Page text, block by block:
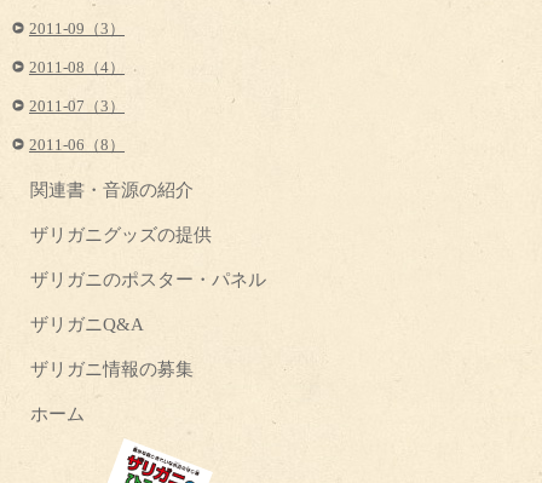
2011-09（3）
2011-08（4）
2011-07（3）
2011-06（8）
関連書・音源の紹介
ザリガニグッズの提供
ザリガニのポスター・パネル
ザリガニQ&A
ザリガニ情報の募集
ホーム